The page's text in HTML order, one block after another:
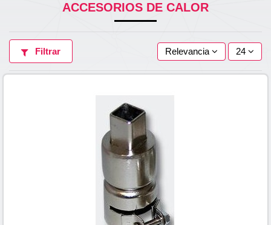
ACCESORIOS DE CALOR
Filtrar Relevancia 24